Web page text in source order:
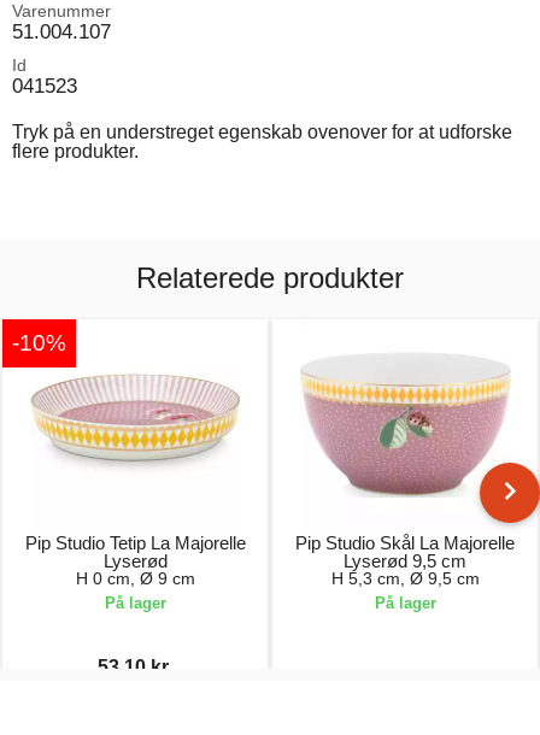
Varenummer
51.004.107
Id
041523
Tryk på en understreget egenskab ovenover for at udforske
flere produkter.
Relaterede produkter
-10%
Pip Studio Tetip La Majorelle
Lyserød
H 0 cm, Ø 9 cm
På lager
53,10 kr.
Pip Studio Skål La Majorelle
Lyserød 9,5 cm
H 5,3 cm, Ø 9,5 cm
På lager